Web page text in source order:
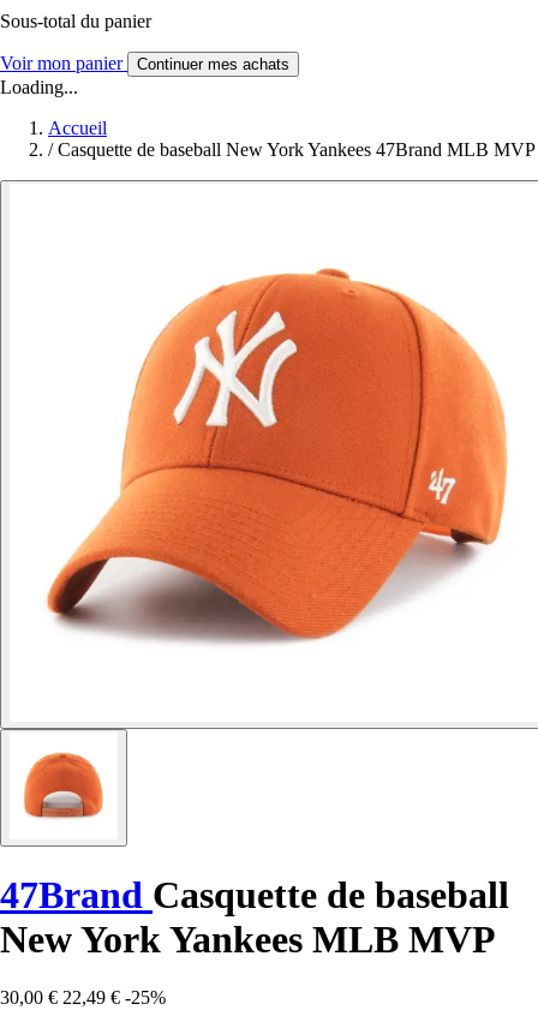
Sous-total du panier
Voir mon panier Continuer mes achats
Loading...
Accueil
/ Casquette de baseball New York Yankees 47Brand MLB MVP
47Brand Casquette de baseball
New York Yankees MLB MVP
30,00 € 22,49 € -25%